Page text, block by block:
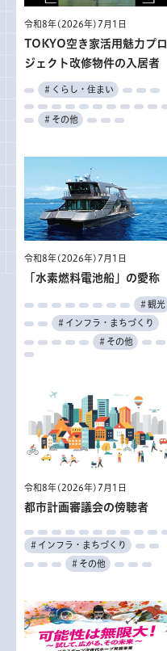
令和8年(2026年)7月1日
TOKYO空き家活用魅力プロ
ジェクト改修物件の入居者
＃くらし・住まい
＃その他
令和8年(2026年)7月1日
「水素燃料電池船」の愛称
＃観光
＃インフラ・まちづくり
＃その他
令和8年(2026年)7月1日
都市計画審議会の傍聴者
＃インフラ・まちづくり
＃その他